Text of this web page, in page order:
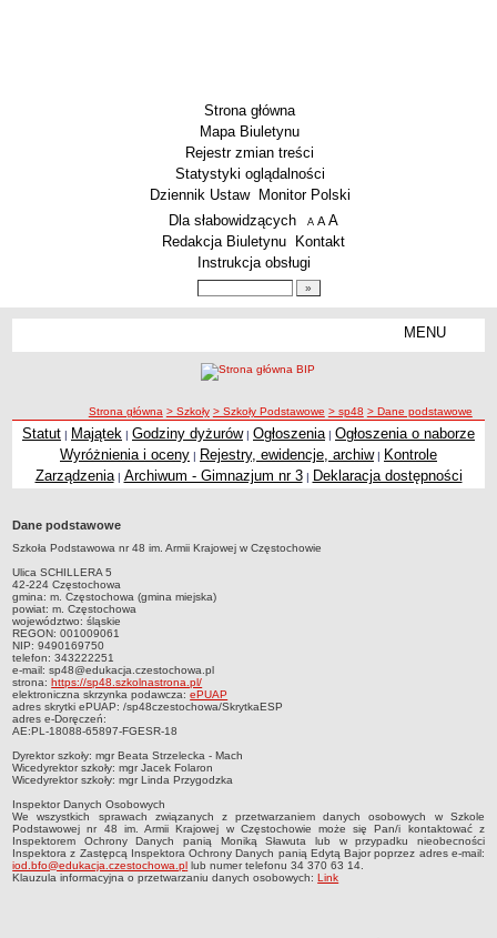
Strona główna
Mapa Biuletynu
Rejestr zmian treści
Statystyki oglądalności
Dziennik Ustaw
Monitor Polski
Menu dodatkowe
Dla słabowidzących A pomniejsz czcionkę
A standardowy rozmiar czcionki
A
Redakcja Biuletynu
Kontakt
Instrukcja obsługi
MENU
Zespoły Szkół
Techniczne Zakłady Naukowe
Przedszkola Miejskie
ARCHIWUM SZKÓŁ I PLACÓWEK
Zlikwidowane gimnazja
Przekształcone szkoły i placówki
Wielofunkcyjna Placówka
SPECJALNE OŚRODKI SZKOLNO-WYCHOWAWCZE
Specjalny Ośrodek nr 1
Specjalny Ośrodek nr 5
BURSA MIEJSKA
Dane podstawowe
Statut
Majątek
Godziny dyżurów
Ogłoszenie
ścieżka nawigacji
Strona główna > Szkoły > Szkoły Podstawowe > sp48 > Dane podstawowe
Statut | Majątek | Godziny dyżurów| Ogłoszenia | Ogłoszenia o naborze
Wyróżnienia i oceny | Rejestry, ewidencje, archiw| Kontrole
Zarządzenia| Archiwum - Gimnazjum nr 3| Deklaracja dostępności
Dane podstawowe
Szkoła Podstawowa nr 48 im. Armii Krajowej w Częstochowie
Ulica SCHILLERA 5
42-224 Częstochowa
gmina: m. Częstochowa (gmina miejska)
powiat: m. Częstochowa
województwo: śląskie
REGON: 001009061
NIP: 9490169750
telefon: 343222251
e-mail: sp48@edukacja.czestochowa.pl
strona:https://sp48.szkolnastrona.pl/
elektroniczna skrzynka podawcza:ePUAP
adres skrytki ePUAP: /sp48czestochowa/SkrytkaESP
adres e-Doręczeń:
AE:PL-18088-65897-FGESR-18
Dyrektor szkoły: mgr Beata Strzelecka - Mach
Wicedyrektor szkoły: mgr Jacek Folaron
Wicedyrektor szkoły: mgr Linda Przygodzka
Inspektor Danych Osobowych
We wszystkich sprawach związanych z przetwarzaniem danych osobowych w Szkole
Podstawowej nr 48 im. Armii Krajowej w Częstochowie może się Pan/i kontaktować z
Inspektorem Ochrony Danych panią Moniką Sławuta lub w przypadku nieobecności
Inspektora z Zastępcą Inspektora Ochrony Danych panią Edytą Bajor poprzez adres e-mail:
iod.bfo@edukacja.czestochowa.pl lub numer telefonu 34 370 63 14.
Klauzula informacyjna o przetwarzaniu danych osobowych:Link